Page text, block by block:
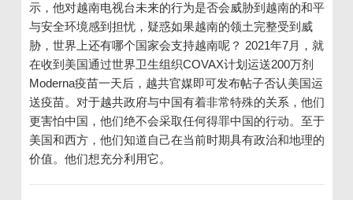
示，他对越南电视台未来的行为是否会威胁到越南的和平
与安全环境感到担忧，疑惑如果越南的领土完整受到威
胁，世界上还有哪个国家会支持越南呢？ 2021年7月，就
在收到美国通过世界卫生组织COVAX计划运送200万剂
Moderna疫苗一天后，越共官媒即可发布帖子否认美国运
送疫苗。对于越共政府与中国有着非常特殊的关系，他们
更害怕中国，他们绝不会采取任何得罪中国的行动。至于
美国和西方，他们知道自己在当前时期具有政治和地理的
价值。他们想充分利用它。